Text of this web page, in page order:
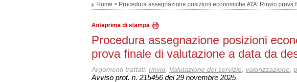
Inserisci parola chiave:
Home > Procedura assegnazione posizioni economiche ATA: Rinvio
Anteprima di stampa
Procedura assegnazione posizioni
prova finale di valutazione a data da
Argomenti trattati: rinvio Valutazione del servizio valorizzazione
Avviso prot. n. 215456 del 29 novembre 2025